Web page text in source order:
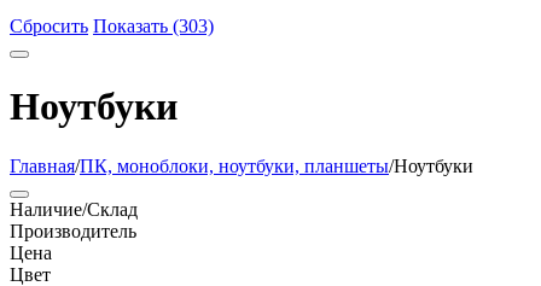
Сбросить Показать (303)
Ноутбуки
Главная/ПК, моноблоки, ноутбуки, планшеты/Ноутбуки
Наличие/Склад
Производитель
Цена
Цвет